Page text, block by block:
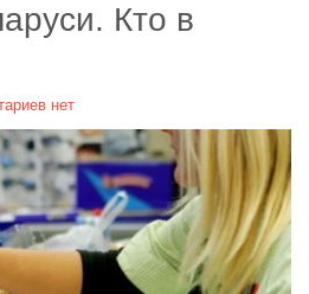
Кто в
нет